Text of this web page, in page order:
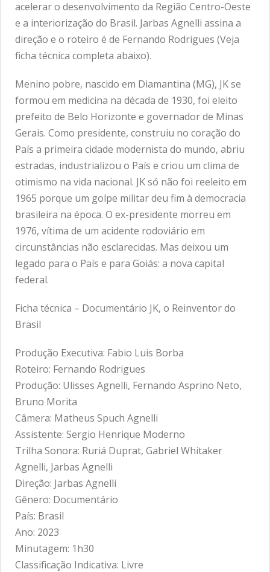
acelerar o desenvolvimento da Região Centro-Oeste
e a interiorização do Brasil. Jarbas Agnelli assina a
direção e o roteiro é de Fernando Rodrigues (Veja
ficha técnica completa abaixo).
Menino pobre, nascido em Diamantina (MG), JK se
formou em medicina na década de 1930, foi eleito
prefeito de Belo Horizonte e governador de Minas
Gerais. Como presidente, construiu no coração do
País a primeira cidade modernista do mundo, abriu
estradas, industrializou o País e criou um clima de
otimismo na vida nacional. JK só não foi reeleito em
1965 porque um golpe militar deu fim à democracia
brasileira na época. O ex-presidente morreu em
1976, vítima de um acidente rodoviário em
circunstâncias não esclarecidas. Mas deixou um
legado para o País e para Goiás: a nova capital
federal.
Ficha técnica – Documentário JK, o Reinventor do
Brasil
Produção Executiva: Fabio Luis Borba
Roteiro: Fernando Rodrigues
Produção: Ulisses Agnelli, Fernando Asprino Neto,
Bruno Morita
Câmera: Matheus Spuch Agnelli
Assistente: Sergio Henrique Moderno
Trilha Sonora: Ruriá Duprat, Gabriel Whitaker
Agnelli, Jarbas Agnelli
Direção: Jarbas Agnelli
Gênero: Documentário
País: Brasil
Ano: 2023
Minutagem: 1h30
Classificação Indicativa: Livre